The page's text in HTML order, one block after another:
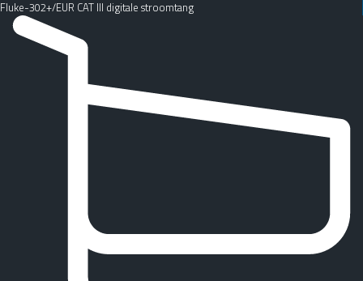
Fluke-302+/EUR CAT III digitale stroomtang